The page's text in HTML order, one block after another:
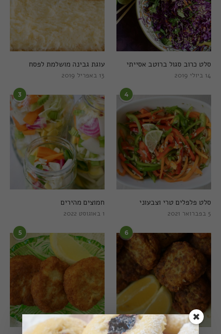
עוגת גבינה מושלמת לפסח
13 באפריל 2019
סלט כרוב סגול ברוטב אסייתי
14 ביולי 2019
3
חמוצים מהירים
1 באוגוסט 2022
4
סלט פלפלים טרי וצבעוני
5 בפברואר 2021
5 6